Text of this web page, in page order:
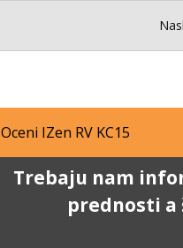
Oceni IZen RV KC15
Trebaju nam
prednosti a